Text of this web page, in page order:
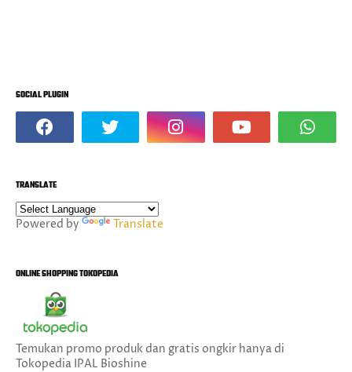
SOCIAL PLUGIN
TRANSLATE
Powered by Translate
ONLINE SHOPPING TOKOPEDIA
Temukan promo produk dan gratis ongkir hanya di
Tokopedia IPAL Bioshine